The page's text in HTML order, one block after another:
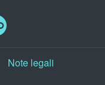
Note legali